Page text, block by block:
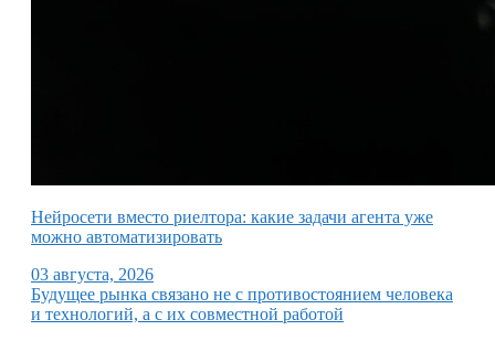
Нейросети вместо риелтора: какие задачи агента уже
можно автоматизировать
03 августа, 2026
Будущее рынка связано не с противостоянием человека
и технологий, а с их совместной работой